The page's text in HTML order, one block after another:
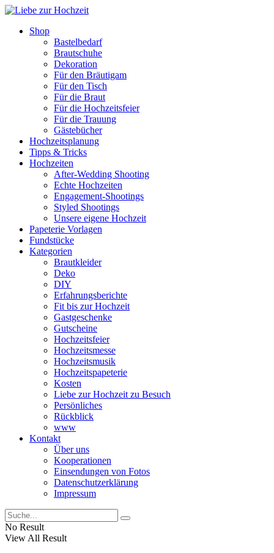
Shop
Bastelbedarf
Brautschuhe
Dekoration
Für den Bräutigam
Für den Tisch
Für die Braut
Für die Hochzeitsfeier
Für die Trauung
Gästebücher
Hochzeitsplanung
Tipps & Tricks
Hochzeiten
After-Wedding Shooting
Echte Hochzeiten
Engagement-Shootings
Styled Shootings
Unsere eigene Hochzeit
Papeterie Vorlagen
Fundstücke
Kategorien
Brautkleider
Deko
DIY
Erfahrungsberichte
Fit bis zur Hochzeit
Gastgeschenke
Gutscheine
Hochzeitsfeier
Hochzeitsmesse
Hochzeitsmusik
Hochzeitspapeterie
Kosten
Liebe zur Hochzeit zu Besuch
Persönliches
Rückblick
www
Kontakt
Über uns
Kooperationen
Einsendungen von Fotos
Datenschutzerklärung
Impressum
No Result
View All Result